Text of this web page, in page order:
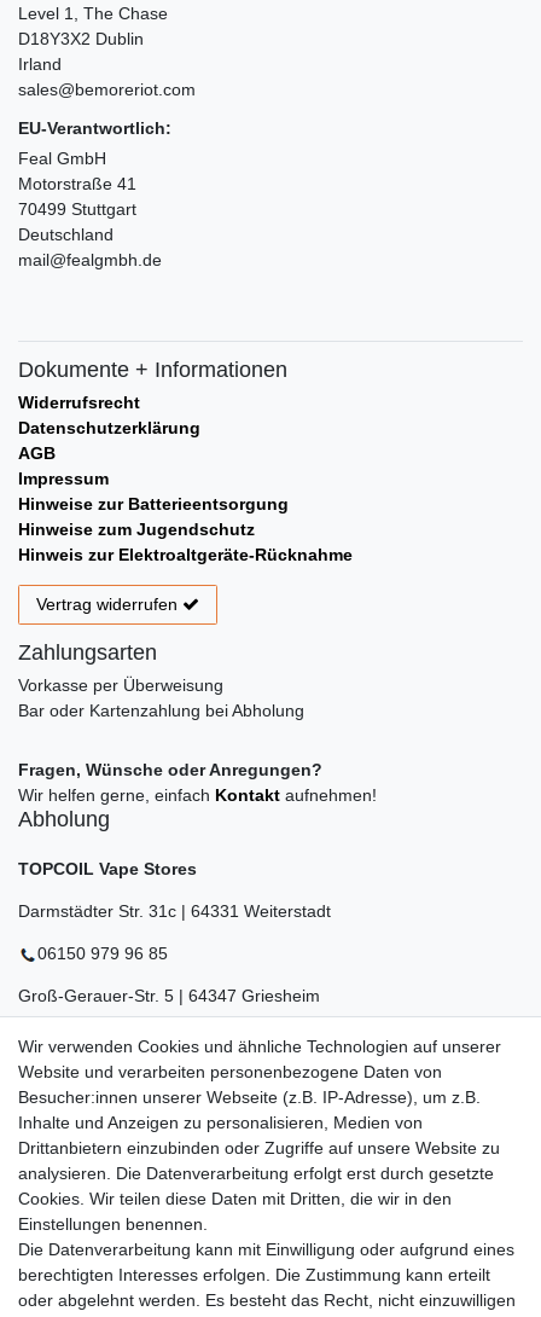
Level 1, The Chase
D18Y3X2 Dublin
Irland
sales@bemoreriot.com
EU-Verantwortlich:
Feal GmbH
Motorstraße 41
70499 Stuttgart
Deutschland
mail@fealgmbh.de
Dokumente + Informationen
Widerrufsrecht
Datenschutzerklärung
AGB
Impressum
Hinweise zur Batterieentsorgung
Hinweise zum Jugendschutz
Hinweis zur Elektroaltgeräte-Rücknahme
Vertrag widerrufen
Zahlungsarten
Vorkasse per Überweisung
Bar oder Kartenzahlung bei Abholung
Fragen, Wünsche oder Anregungen?
Wir helfen gerne, einfach Kontakt aufnehmen!
Abholung
TOPCOIL Vape Stores
Darmstädter Str. 31c | 64331 Weiterstadt
06150 979 96 85
Groß-Gerauer-Str. 5 | 64347 Griesheim
06155 834 88 58
Eberstädter Str. 21 | 64319 Pfungstadt
06157 984 88 55
Öffnungszeiten finden Sie hier: www.topcoil.de
E-MAIL **
Newsletter
Honig
Hiermit bestätige ich, dass ich dieDaten­schutz­erklärunggelesen habe.
Meine Einwilligung kann ich jederzeit widerrufen.**
Wir verwenden Cookies und ähnliche Technologien auf unserer
Website und verarbeiten personenbezogene Daten von
Besucher:innen unserer Webseite (z.B. IP-Adresse), um z.B.
Inhalte und Anzeigen zu personalisieren, Medien von
Drittanbietern einzubinden oder Zugriffe auf unsere Website zu
analysieren. Die Datenverarbeitung erfolgt erst durch gesetzte
Cookies. Wir teilen diese Daten mit Dritten, die wir in den
Einstellungen benennen.
Die Datenverarbeitung kann mit Einwilligung oder aufgrund eines
berechtigten Interesses erfolgen. Die Zustimmung kann erteilt
oder abgelehnt werden. Es besteht das Recht, nicht einzuwilligen